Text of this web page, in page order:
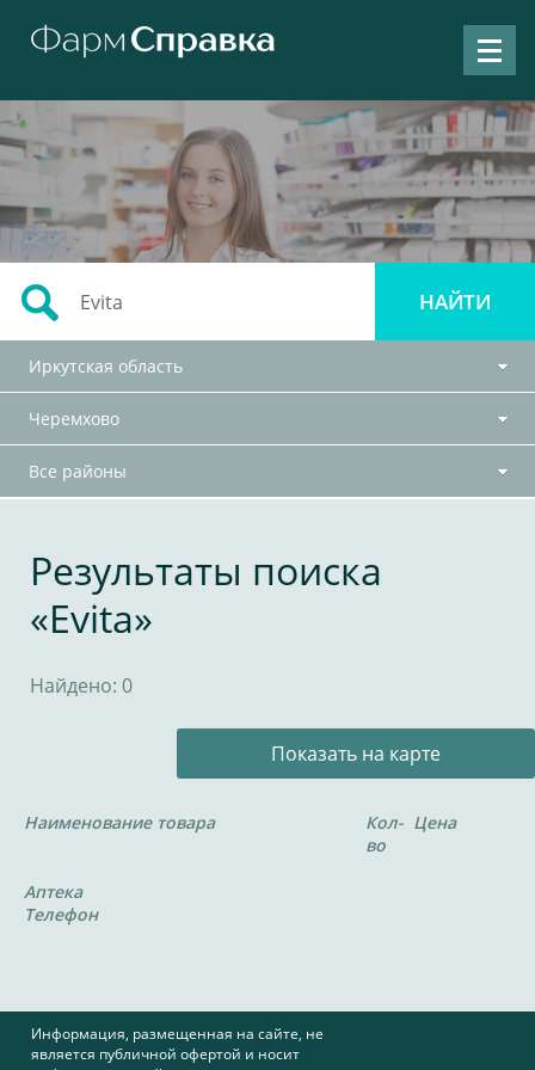
Иркутская область
Черемхово
Все районы
Результаты поиска
«Evita»
Найдено: 0
Показать на карте
Наименование товара
Кол-
во
Цена
Аптека
Телефон
Информация, размещенная на сайте, не
является публичной офертой и носит